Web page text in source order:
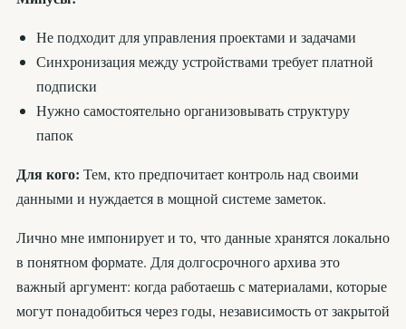
Не подходит для управления проектами и задачами
Синхронизация между устройствами требует платной
подписки
Нужно самостоятельно организовывать структуру
папок
Для кого: Тем, кто предпочитает контроль над своими
данными и нуждается в мощной системе заметок.
Лично мне импонирует и то, что данные хранятся локально
в понятном формате. Для долгосрочного архива это
важный аргумент: когда работаешь с материалами, которые
могут понадобиться через годы, независимость от закрытой